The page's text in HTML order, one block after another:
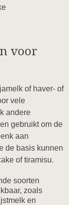
voor
of haver- of
vele
andere
gebruikt om de
aan
de basis kunnen
of tiramisu.
soorten
zoals
en